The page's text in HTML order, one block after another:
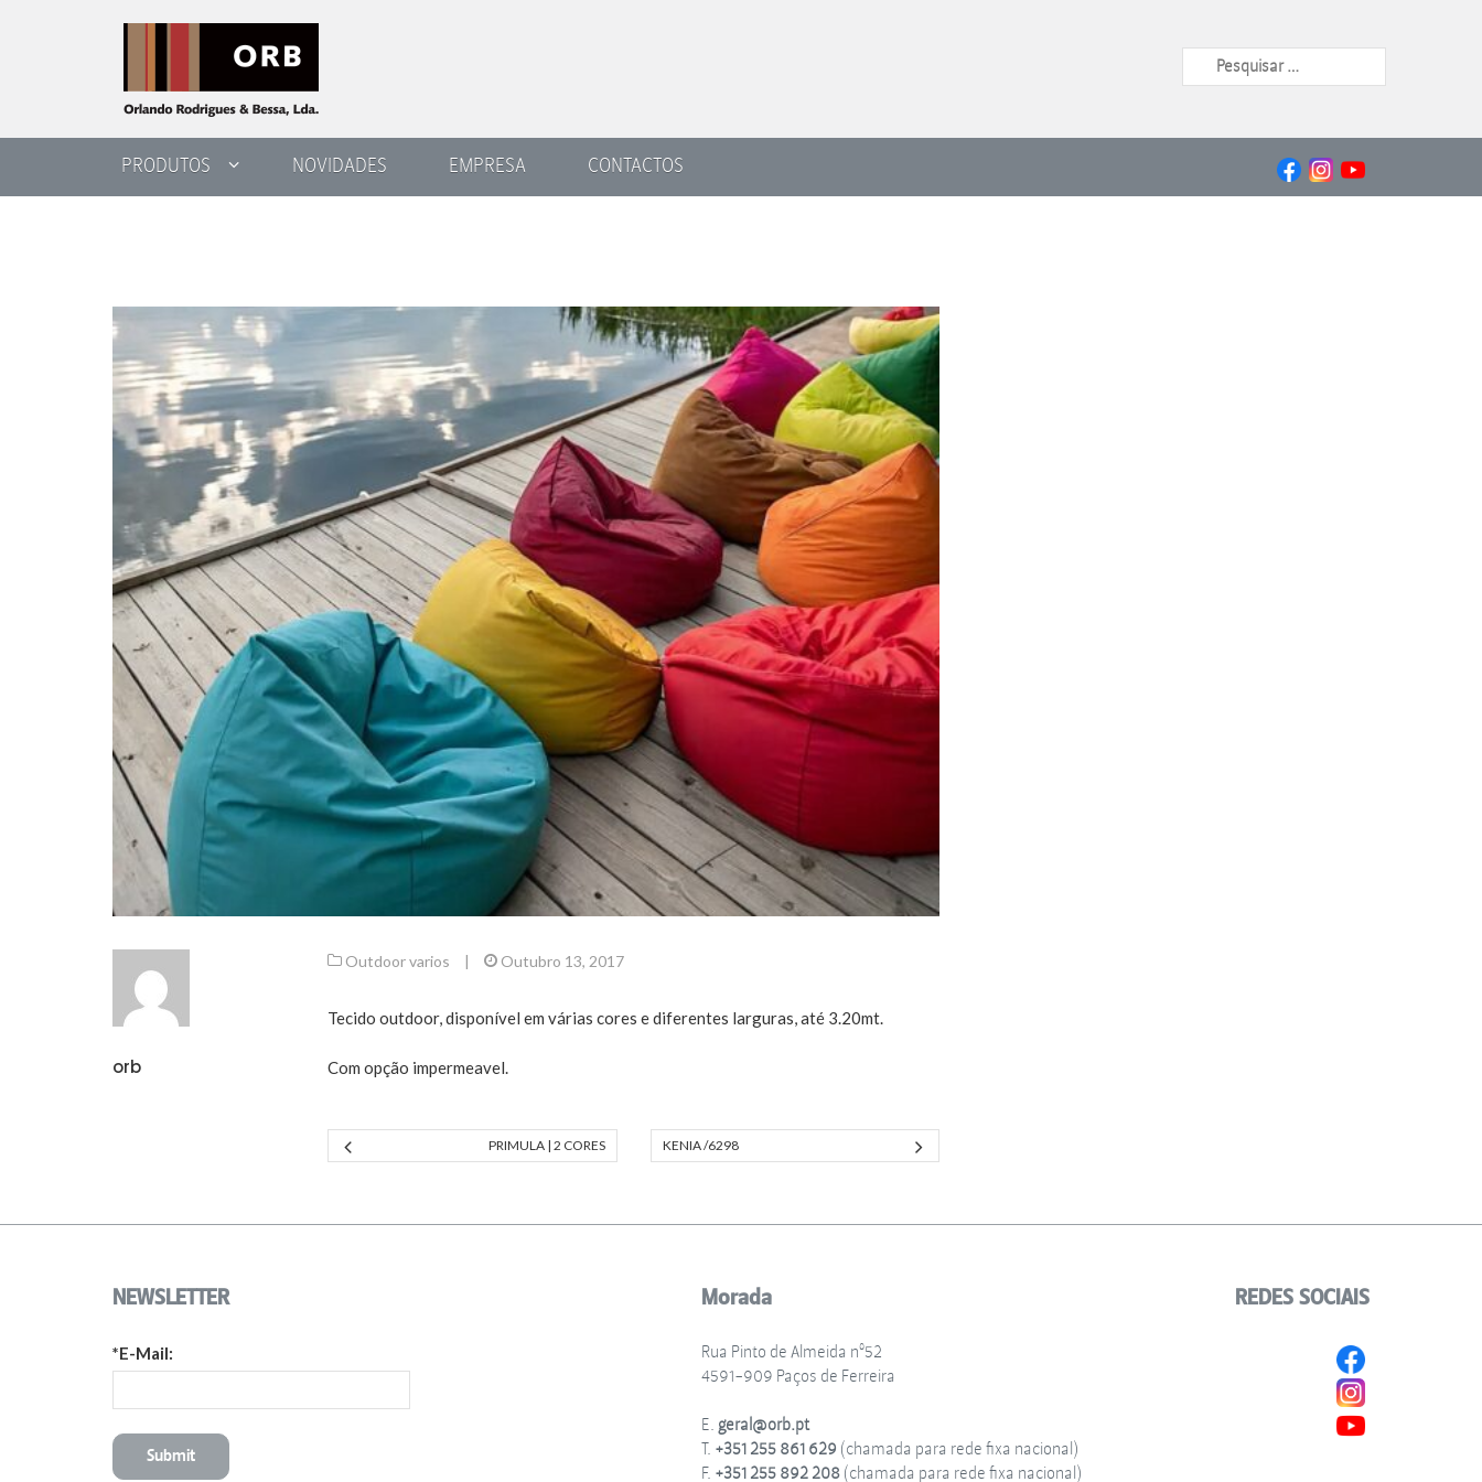
PRODUTOS NOVIDADES EMPRESA CONTACTOS
orb
Outdoor varios | Outubro 13, 2017
Tecido outdoor, disponível em várias cores e diferentes larguras, até 3.20mt.
Com opção impermeavel.
PRIMULA | 2 CORES KENIA /6298
NEWSLETTER
*E-Mail:
Morada
Rua Pinto de Almeida nº52
4591-909 Paços de Ferreira
E.geral@orb.pt
T. +351 255 861 629 (chamada para rede fixa nacional)
F. +351 255 892 208(chamada para rede fixa nacional)
REDES SOCIAIS